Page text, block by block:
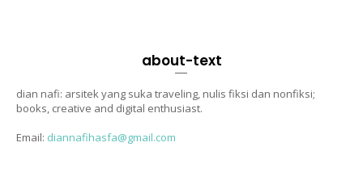
about-text
dian nafi: arsitek yang suka traveling, nulis fiksi dan nonfiksi;
books, creative and digital enthusiast.
Email: diannafihasfa@gmail.com